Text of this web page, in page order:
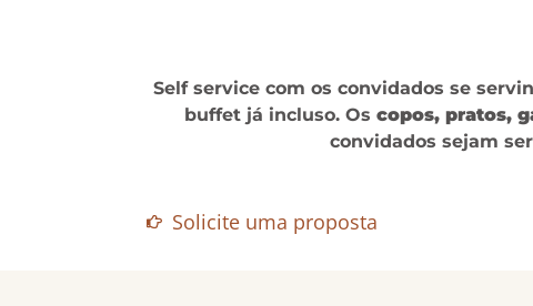
Self service com os convidados se
buffet já incluso. Os copos, pratos,
convidados sejam
Solicite uma proposta